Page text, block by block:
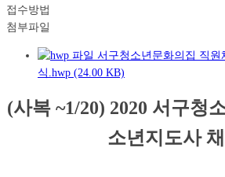
접수방법
첨부파일
서구청소년문화의집 직
식.hwp (24.00 KB)
(사복 ~1/20) 2020 서구청
소년지도사